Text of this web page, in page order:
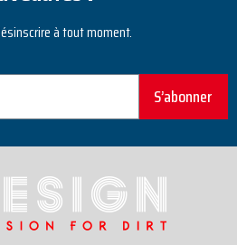
à tout moment.
S’abonner